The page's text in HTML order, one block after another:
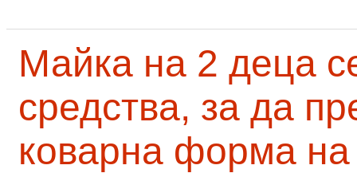
Майка на 2 деца
средства, за да
коварна форма на